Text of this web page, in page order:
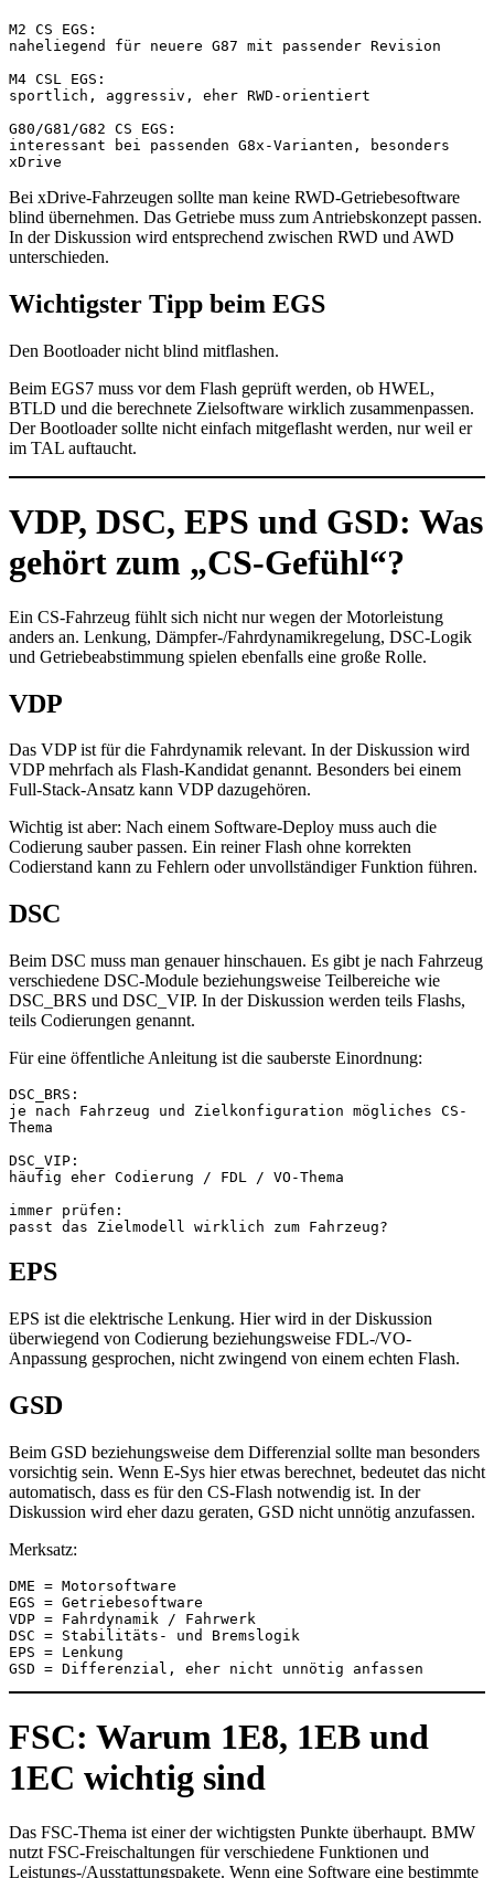
M2 CS EGS:
naheliegend für neuere G87 mit passender Revision
M4 CSL EGS:
sportlich, aggressiv, eher RWD-orientiert
G80/G81/G82 CS EGS:
interessant bei passenden G8x-Varianten, besonders
xDrive
Bei xDrive-Fahrzeugen sollte man keine RWD-Getriebesoftware
blind übernehmen. Das Getriebe muss zum Antriebskonzept passen.
In der Diskussion wird entsprechend zwischen RWD und AWD
unterschieden.
Wichtigster Tipp beim EGS
Den Bootloader nicht blind mitflashen.
Beim EGS7 muss vor dem Flash geprüft werden, ob HWEL,
BTLD und die berechnete Zielsoftware wirklich zusammenpassen.
Der Bootloader sollte nicht einfach mitgeflasht werden, nur weil er
im TAL auftaucht.
VDP, DSC, EPS und GSD: Was
gehört zum „CS-Gefühl“?
Ein CS-Fahrzeug fühlt sich nicht nur wegen der Motorleistung
anders an. Lenkung, Dämpfer-/Fahrdynamikregelung, DSC-Logik
und Getriebeabstimmung spielen ebenfalls eine große Rolle.
VDP
Das VDP ist für die Fahrdynamik relevant. In der Diskussion wird
VDP mehrfach als Flash-Kandidat genannt. Besonders bei einem
Full-Stack-Ansatz kann VDP dazugehören.
Wichtig ist aber: Nach einem Software-Deploy muss auch die
Codierung sauber passen. Ein reiner Flash ohne korrekten
Codierstand kann zu Fehlern oder unvollständiger Funktion führen.
DSC
Beim DSC muss man genauer hinschauen. Es gibt je nach Fahrzeug
verschiedene DSC-Module beziehungsweise Teilbereiche wie
DSC_BRS und DSC_VIP. In der Diskussion werden teils Flashs,
teils Codierungen genannt.
Für eine öffentliche Anleitung ist die sauberste Einordnung:
DSC_BRS:
je nach Fahrzeug und Zielkonfiguration mögliches CS-
Thema
DSC_VIP:
häufig eher Codierung / FDL / VO-Thema
immer prüfen:
passt das Zielmodell wirklich zum Fahrzeug?
EPS
EPS ist die elektrische Lenkung. Hier wird in der Diskussion
überwiegend von Codierung beziehungsweise FDL-/VO-
Anpassung gesprochen, nicht zwingend von einem echten Flash.
GSD
Beim GSD beziehungsweise dem Differenzial sollte man besonders
vorsichtig sein. Wenn E-Sys hier etwas berechnet, bedeutet das nicht
automatisch, dass es für den CS-Flash notwendig ist. In der
Diskussion wird eher dazu geraten, GSD nicht unnötig anzufassen.
Merksatz:
DME = Motorsoftware
EGS = Getriebesoftware
VDP = Fahrdynamik / Fahrwerk
DSC = Stabilitäts- und Bremslogik
EPS = Lenkung
GSD = Differenzial, eher nicht unnötig anfassen
FSC: Warum 1E8, 1EB und
1EC wichtig sind
Das FSC-Thema ist einer der wichtigsten Punkte überhaupt. BMW
nutzt FSC-Freischaltungen für verschiedene Funktionen und
Leistungs-/Ausstattungspakete. Wenn eine Software eine bestimmte